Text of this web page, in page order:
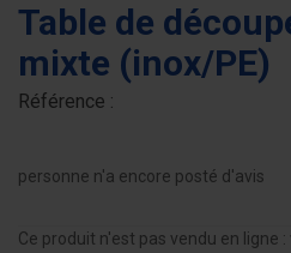
Table de
mixte (inox/PE)
Référence :
personne n'a encore posté d'avis
Ce produit n'est pas vendu en ligne